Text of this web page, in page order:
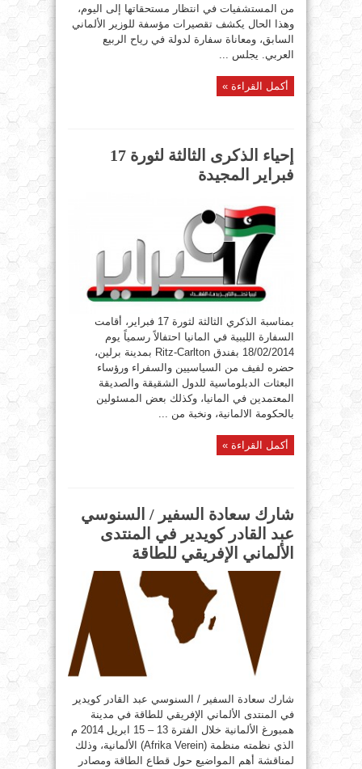
من المستشفيات في انتظار مستحقاتها إلى اليوم،
وهذا الحال يكشف تقصيرات مؤسفة للوزير الألماني
السابق، ومعاناة سفارة لدولة في رياح الربيع
العربي. يجلس ...
أكمل القراءة »
إحياء الذكرى الثالثة لثورة 17
فبراير المجيدة
بمناسبة الذكري الثالثة لثورة 17 فبراير، أقامت
السفارة الليبية في المانيا احتفالاً رسمياً يوم
18/02/2014 بفندق Ritz-Carlton بمدينة برلين،
حضره لفيف من السياسيين والسفراء ورؤساء
البعثات الدبلوماسية للدول الشقيقة والصديقة
المعتمدين في المانيا، وكذلك بعض المسئولين
بالحكومة الالمانية، ونخبة من ...
أكمل القراءة »
شارك سعادة السفير / السنوسي
عبد القادر كويدير في المنتدى
الألماني الإفريقي للطاقة
شارك سعادة السفير / السنوسي عبد القادر كويدير
في المنتدى الألماني الإفريقي للطاقة في مدينة
همبورغ الألمانية خلال الفترة 13 – 15 ابريل 2014 م
الذي نظمته منظمة (Afrika Verein) الألمانية، وذلك
لمناقشة أهم المواضيع حول قطاع الطاقة ومصادر